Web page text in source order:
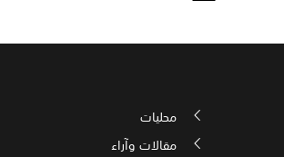
محليات
مقالات وآراء